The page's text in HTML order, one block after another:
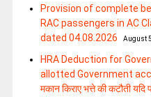
Provision of complete
RAC passengers in AC
dated 04.08.2026
August
HRA Deduction for
allotted Government
मकान किराए भत्ते की कटौती